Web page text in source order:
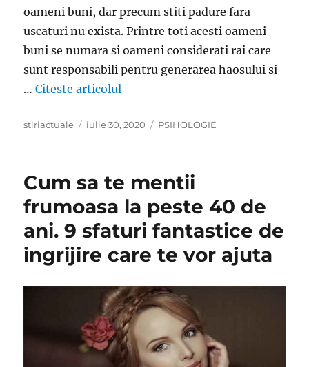
oameni buni, dar precum stiti padure fara
uscaturi nu exista. Printre toti acesti oameni
buni se numara si oameni considerati rai care
sunt responsabili pentru generarea haosului si
…Citeste articolul
Author
stiriactuale
Posted
iulie 30, 2020 Categories
PSIHOLOGIE
Cum sa te mentii
frumoasa la peste 40 de
ani. 9 sfaturi fantastice de
ingrijire care te vor ajuta